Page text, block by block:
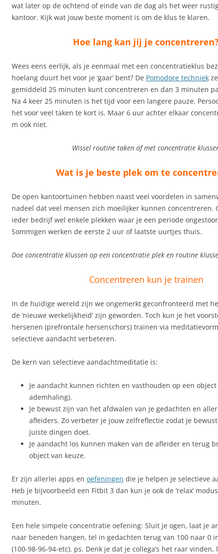
wat later op de ochtend of einde van de dag als het weer
kantoor. Kijk wat jouw beste moment is om de klus te klaren.
Hoe lang kan jij je
Wees eens eerlijk, als je eenmaal met een concentratieklus
hoelang duurt het voor je ‘gaar’ bent? De Pomodore techniek
gemiddeld 25 minuten kunt concentreren en dan 3 minuten
Na 4 keer 25 minuten is het tijd voor een langere pauze.
het voor veel taken te kort is. Maar 6 uur achter elkaar
m ook niet.
Wissel routine taken af met concentratie
Wat is je beste plek om te
De open kantoortuinen hebben naast veel voordelen in
nadeel dat veel mensen zich moeilijker kunnen concentreren.
ieder bedrijf wel enkele plekken waar je een periode
Sommigen werken de eerste 2 uur of laatste uurtjes thuis.
Doe concentratie klussen op een concentratie plek en routine
Concentreren kun je trainen
In de huidige wereld zijn we ongemerkt geconfronteerd met
de ‘nieuwe werkelijkheid’ zijn geworden. Toch kun je het
hersenen (prefrontale hersenschors) trainen via
selectieve aandacht verbeteren.
De kern van selectieve aandachtmeditatie is:
Je aandacht kunnen richten en vasthouden op een
ademhaling).
Je bewust zijn van het afdwalen van je gedachten en
afleiders. Zo verbeter je jouw zelfreflectie zodat je
juiste dingen doet.
Je aandacht los kunnen maken van de afleider en terug
object van keuze.
Er zijn allerlei apps en oefeningen die je helpen je selectieve
Heb je bijvoorbeeld een Fitbit 3 dan kun je ook de ‘relax’
minuten.
Een hele simpele concentratie oefening: Sluit je ogen, laat je
naar beneden hangen, tel in gedachten terug van 100 naar 0
(100-98-96-94-etc). ps. Denk je dat je collega’s het raar